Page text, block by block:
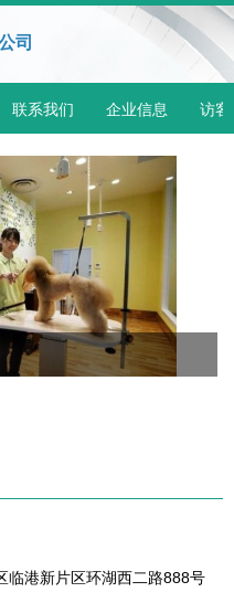
司
联系我们 企业信息 访客
临港新片区环湖西二路888号